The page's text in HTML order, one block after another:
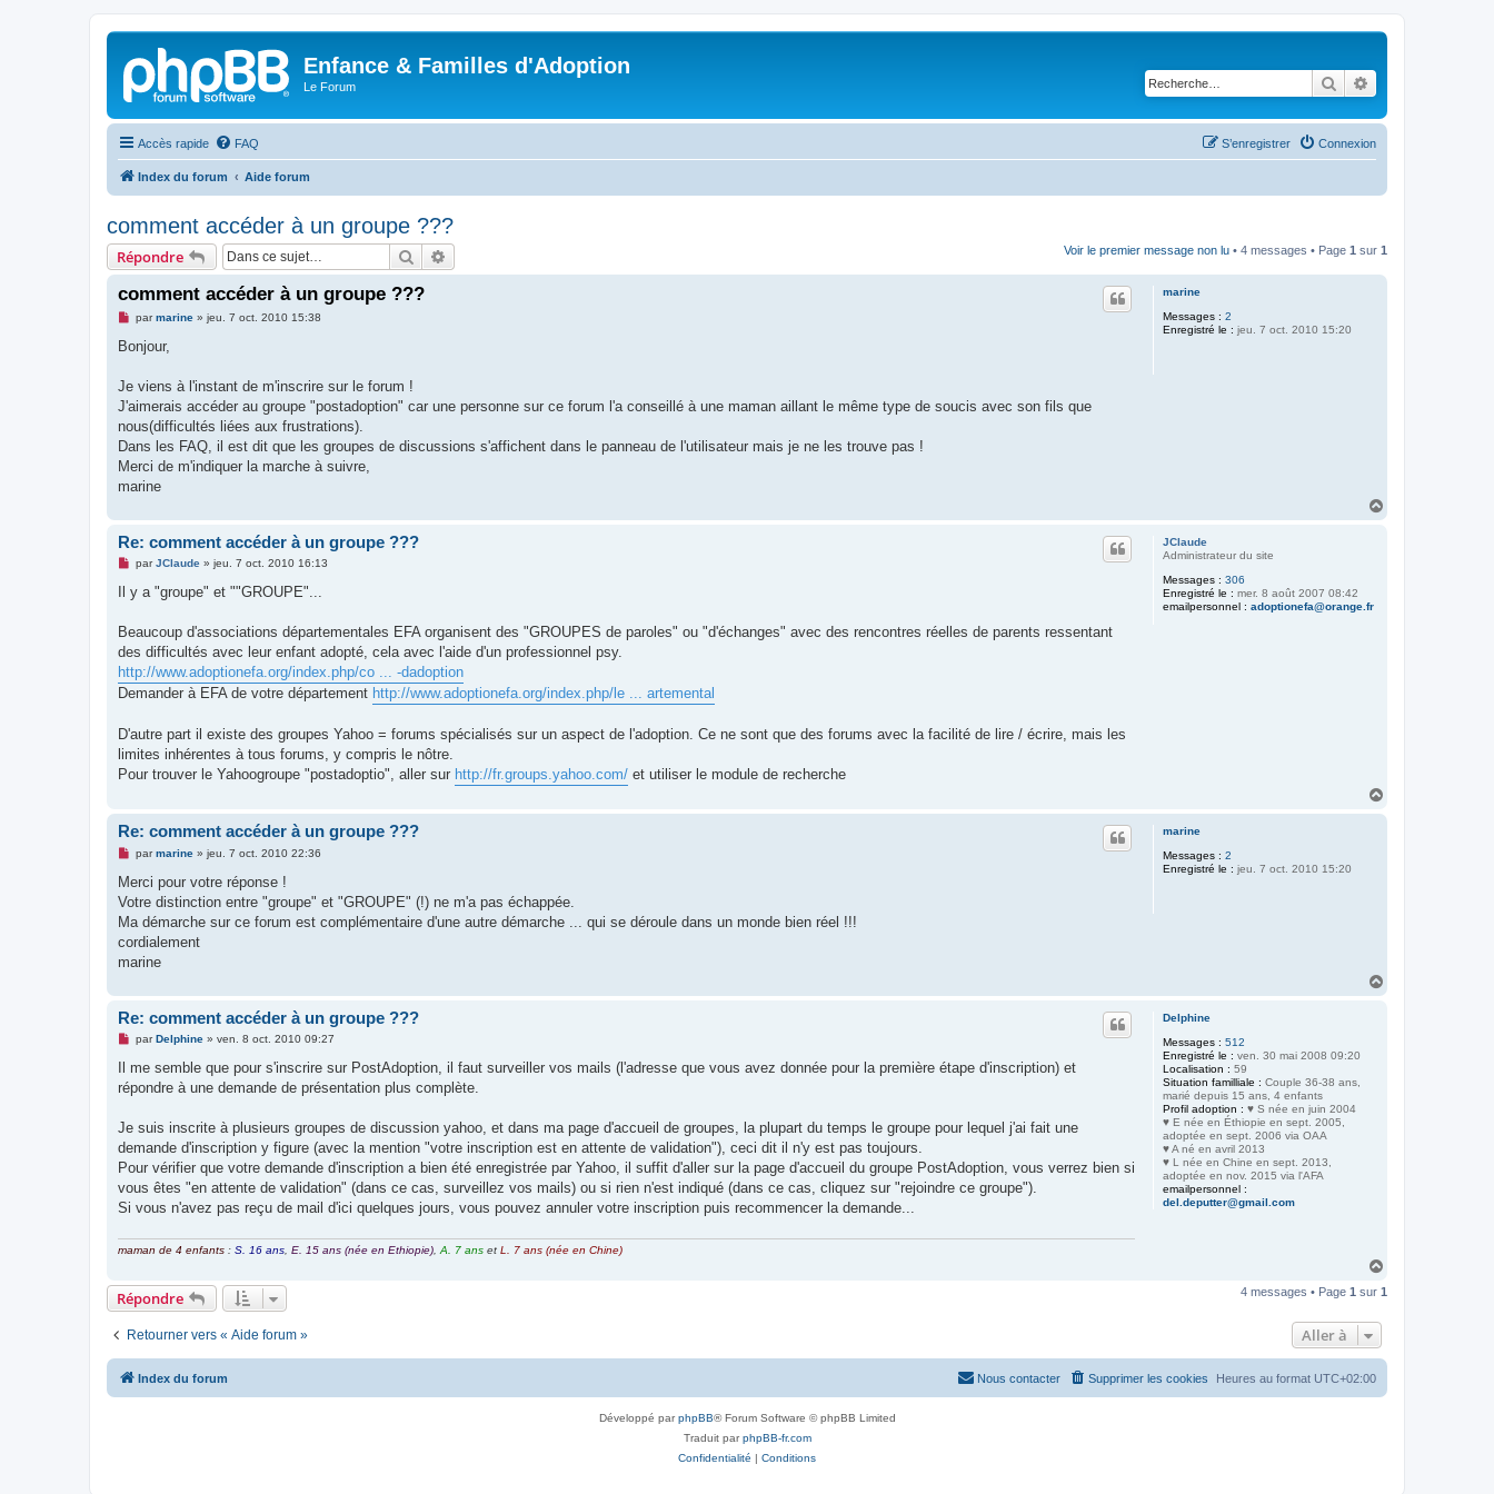
Enfance & Familles d'Adoption
Le Forum Rechercher
Accès rapide FAQ Connexion
S’enregistrer
Index du forum Aide forum
comment accéder à un groupe ???
Répondre Rechercher Voir le premier message non lu • 4 messages • Page 1 sur 1
marine
Messages : 2
Enregistré le : jeu. 7 oct. 2010 15:20
comment accéder à un groupe ???
M
s
g
n
o
l
u
parmarine» jeu. 7 oct. 2010 15:38
Bonjour,
Je viens à l'instant de m'inscrire sur le forum !
J'aimerais accéder au groupe "postadoption" car une personne sur ce forum l'a conseillé à une maman aillant le même type de soucis avec son fils que
nous(difficultés liées aux frustrations).
Dans les FAQ, il est dit que les groupes de discussions s'affichent dans le panneau de l'utilisateur mais je ne les trouve pas !
Merci de m'indiquer la marche à suivre,
marine
JClaude
Administrateur du site
Messages : 306
Enregistré le : mer. 8 août 2007 08:42
emailpersonnel : adoptionefa@orange.fr
Re: comment accéder à un groupe ???
M
s
s
g
n
o
n
l
parJClaude» jeu. 7 oct. 2010 16:13
Il y a "groupe" et ""GROUPE"...
Beaucoup d'associations départementales EFA organisent des "GROUPES de paroles" ou "d'échanges" avec des rencontres réelles de parents ressentant
des difficultés avec leur enfant adopté, cela avec l'aide d'un professionnel psy.
http://www.adoptionefa.org/index.php/co ... -dadoption
Demander à EFA de votre département http://www.adoptionefa.org/index.php/le ... artemental
D'autre part il existe des groupes Yahoo = forums spécialisés sur un aspect de l'adoption. Ce ne sont que des forums avec la facilité de lire / écrire, mais les
limites inhérentes à tous forums, y compris le nôtre.
Pour trouver le Yahoogroupe "postadoptio", aller sur http://fr.groups.yahoo.com/ et utiliser le module de recherche
marine
Messages : 2
Enregistré le : jeu. 7 oct. 2010 15:20
Re: comment accéder à un groupe ???
M
s
a
g
n
o
u
parmarine» jeu. 7 oct. 2010 22:36
Merci pour votre réponse !
Votre distinction entre "groupe" et "GROUPE" (!) ne m'a pas échappée.
Ma démarche sur ce forum est complémentaire d'une autre démarche ... qui se déroule dans un monde bien réel !!!
cordialement
marine
Delphine
Messages : 512
Enregistré le : ven. 30 mai 2008 09:20
Localisation : 59
Situation familliale : Couple 36-38 ans,
marié depuis 15 ans, 4 enfants
Profil adoption : ♥ S née en juin 2004
♥ E née en Éthiopie en sept. 2005,
adoptée en sept. 2006 via OAA
♥ A né en avril 2013
♥ L née en Chine en sept. 2013,
adoptée en nov. 2015 via l'AFA
emailpersonnel :
del.deputter@gmail.com
Re: comment accéder à un groupe ???
M
s
a
n
o
l
u
parDelphine» ven. 8 oct. 2010 09:27
Il me semble que pour s'inscrire sur PostAdoption, il faut surveiller vos mails (l'adresse que vous avez donnée pour la première étape d'inscription) et
répondre à une demande de présentation plus complète.
Je suis inscrite à plusieurs groupes de discussion yahoo, et dans ma page d'accueil de groupes, la plupart du temps le groupe pour lequel j'ai fait une
demande d'inscription y figure (avec la mention "votre inscription est en attente de validation"), ceci dit il n'y est pas toujours.
Pour vérifier que votre demande d'inscription a bien été enregistrée par Yahoo, il suffit d'aller sur la page d'accueil du groupe PostAdoption, vous verrez bien si
vous êtes "en attente de validation" (dans ce cas, surveillez vos mails) ou si rien n'est indiqué (dans ce cas, cliquez sur "rejoindre ce groupe").
Si vous n'avez pas reçu de mail d'ici quelques jours, vous pouvez annuler votre inscription puis recommencer la demande...
maman de 4 enfants : S. 16 ans E. 15 ans (née en Ethiopie) A. 7 ans et L. 7 ans (née en Chine)
u
Répondre 4 messages • Page 1 sur 1
Retourner vers « Aide forum » Aller à
Index du forum Heures au format UTC+02:00
Supprimer les cookies
Nous contacter
Développé parphpBB® Forum Software © phpBB Limited
Traduit parphpBB-fr.com
Confidentialité | Conditions